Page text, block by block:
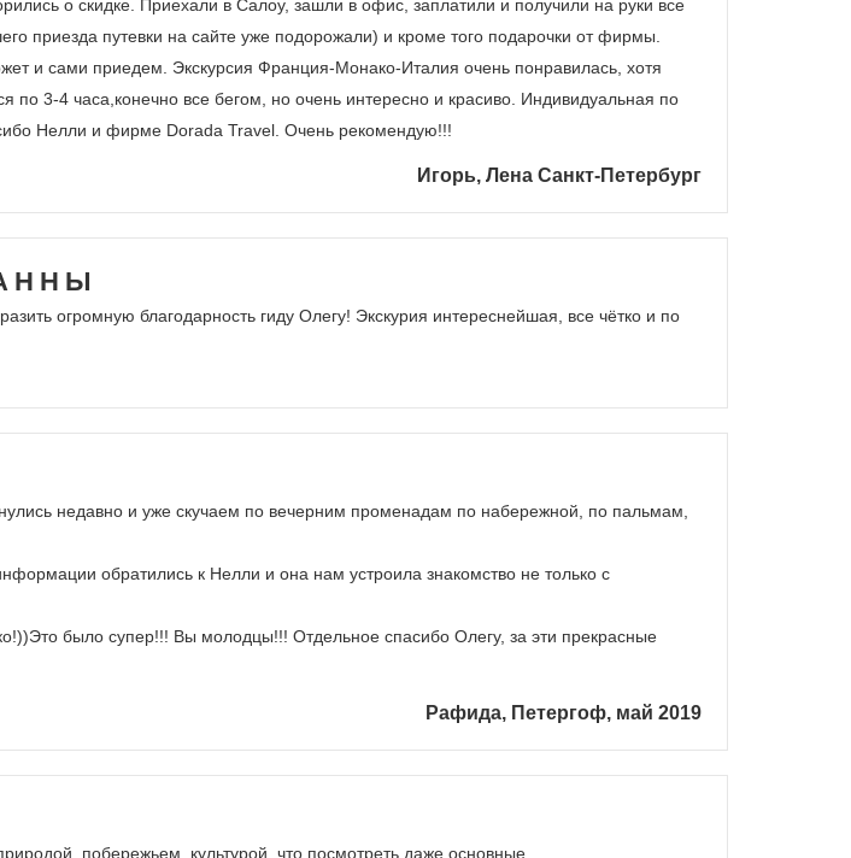
о скидке. Приехали в Салоу, зашли в офис, заплатили и получили на руки все
приезда путевки на сайте уже подорожали) и кроме того подарочки от фирмы.
и сами приедем. Экскурсия Франция-Монако-Италия очень понравилась, хотя
по 3-4 часа,конечно все бегом, но очень интересно и красиво. Индивидуальная по
Нелли и фирме Dorada Travel. Очень рекомендую!!!
Игорь, Лена Санкт-Петербург
огромную благодарность гиду Олегу! Экскурия интереснейшая, все чётко и по
недавно и уже скучаем по вечерним променадам по набережной, по пальмам,
обратились к Нелли и она нам устроила знакомство не только с
было супер!!! Вы молодцы!!! Отдельное спасибо Олегу, за эти прекрасные
Рафида, Петергоф, май 2019
побережьем, культурой, что посмотреть даже основные